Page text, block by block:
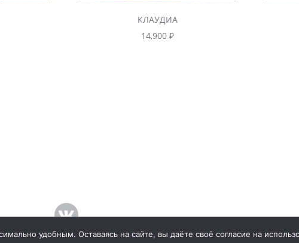
КЛАУДИА
14,900₽
удобным. Оставаясь на сайте, вы даёте своё согласие на